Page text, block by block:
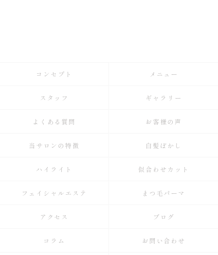
コンセプト メニュー
スタッフ ギャラリー
よくある質問 お客様の声
当サロンの特徴 白髪ぼかし
ハイライト 似合わせカット
フェイシャルエステ まつ毛パーマ
アクセス ブログ
コラム お問い合わせ